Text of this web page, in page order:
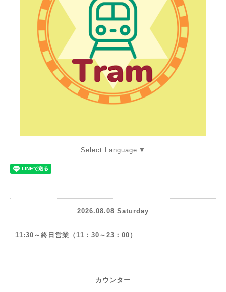
Select Language ▼
2026.08.08 Saturday
11:30～終日営業（11：30～23：00）
カウンター